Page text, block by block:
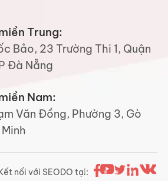
Trung:
Bảo, 23 Trường Thi 1, Quận
Đà Nẵng
Nam:
Văn Đồng, Phường 3, Gò
Kết nối với SEODO tại: